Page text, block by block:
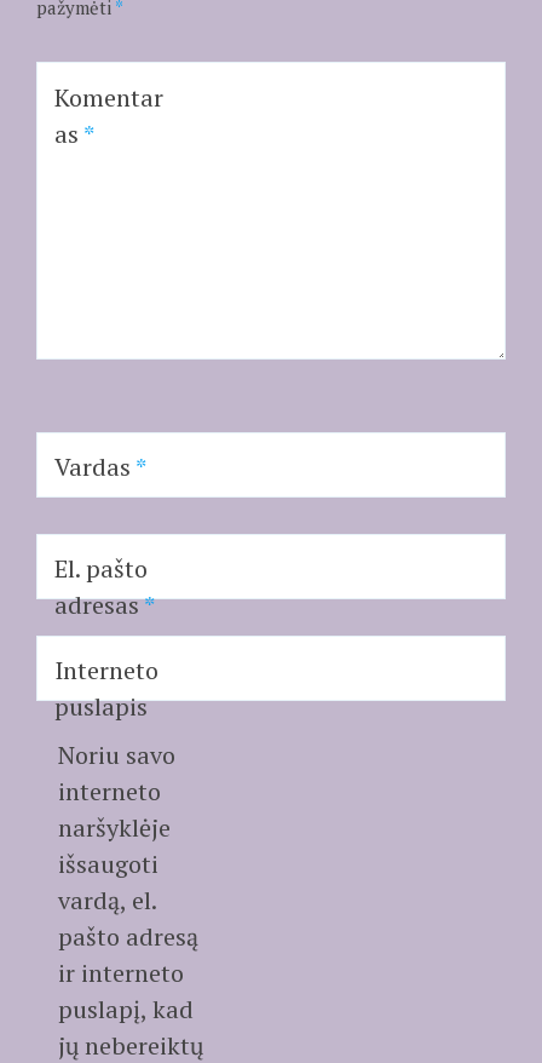
pažymėti *
Komentar
as *
Vardas *
El. pašto
adresas*
Interneto
puslapis
Noriu savo
interneto
naršyklėje
išsaugoti
vardą, el.
pašto adresą
ir interneto
puslapį, kad
jų nebereiktų